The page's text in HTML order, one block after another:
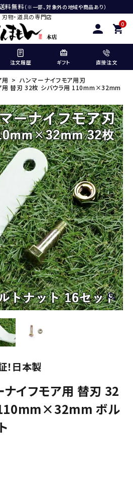
料無料（※一部、対象外の地域や商品あり）
刃物・道具の専門店
0
注文履歴 ギフト 直接注文
用
ハンマーナイフモア用刃
用 替刃 32枚 シバウラ用 110mm×32mm
！日本製
イフモア用 替刃 32
ボル